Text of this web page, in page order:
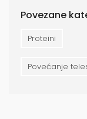
Povezane
Proteini
Povećanje